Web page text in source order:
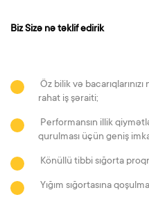
Biz Sizə nə təklif edirik
Öz bilik və
rahat iş şəraiti;
Performansın illik
qurulması üçün geniş
Könüllü tibbi sığorta
Yığım sığortasına